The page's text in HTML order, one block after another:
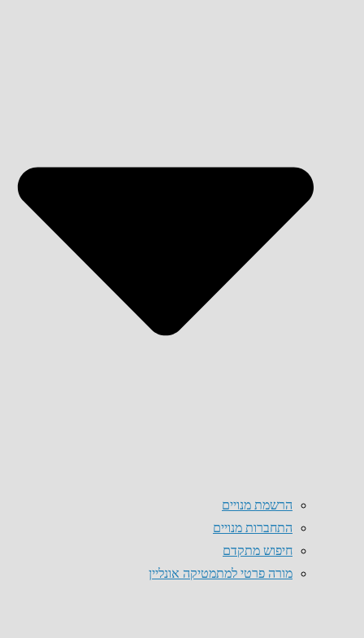
הרשמת מנויים
התחברות מנויים
חיפוש מתקדם
מורה פרטי למתמטיקה אונליין